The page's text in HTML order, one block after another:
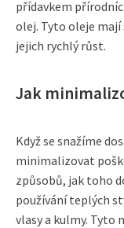
přídavkem
olej. Tyto oleje
jejich rychlý růst.
Jak
Když se snažíme
minimalizovat
způsobů, jak toho
používání teplých
vlasy a kulmy. Tyto